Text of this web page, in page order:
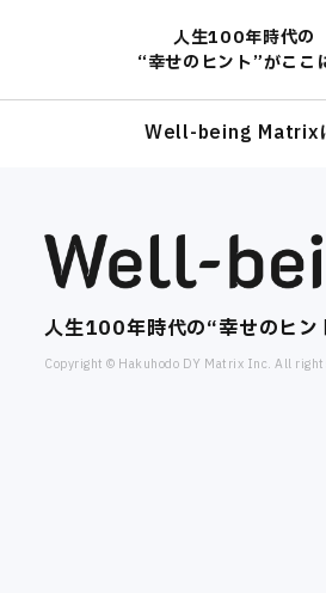
人生100年時代の​
“幸せのヒント”がここ
Well-being Matrix
人生100年時代の​“幸せのヒン
Copyright © Hakuhodo DY Matrix Inc. All